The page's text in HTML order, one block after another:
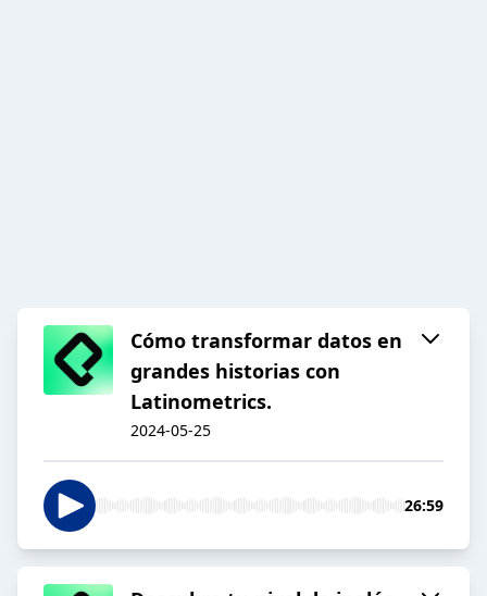
Cómo transformar datos en
grandes historias con
Latinometrics.
2024-05-25
26:59